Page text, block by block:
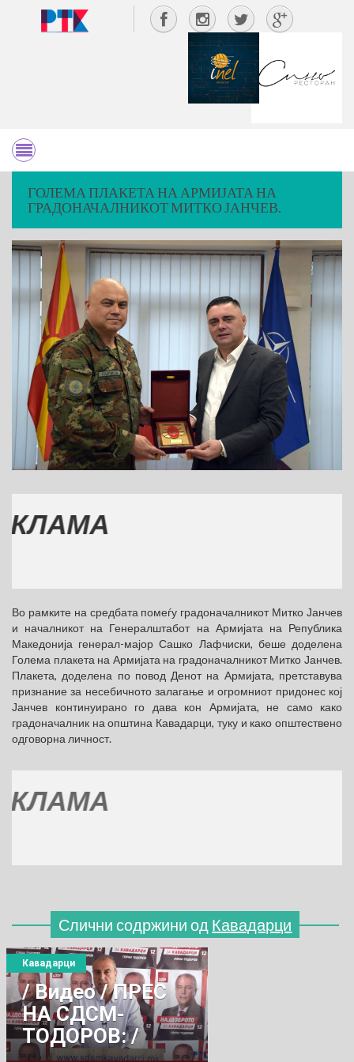
ГОЛЕМА ПЛАКЕТА НА АРМИЈАТА НА
ГРАДОНАЧАЛНИКОТ МИТКО ЈАНЧЕВ.
Во рамките на средбата помеѓу градоначалникот Митко Јанчев
и началникот на Генералштабот на Армијата на Република
Македонија генерал-мајор Сашко Лафчиски, беше доделена
Голема плакета на Армијата на градоначалникот Митко Јанчев.
Плакета, доделена по повод Денот на Армијата, претставува
признание за несебичното залагање и огромниот придонес кој
Јанчев континуирано го дава кон Армијата, не само како
градоначалник на општина Кавадарци, туку и како општествено
одговорна личност.
Слични содржини од Кавадарци
/ Видео / ПРЕС
НА СДСМ-
ТОДОРОВ: /
Кавадарци